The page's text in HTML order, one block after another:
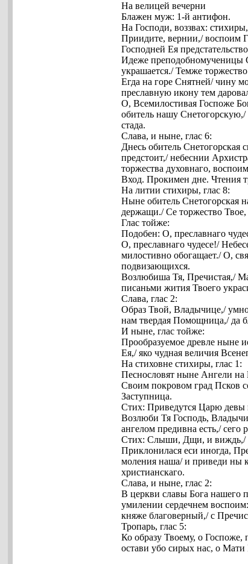
На велицей вечерни
Блажен муж: 1-й антифон.
На Господи, воззвах: стихиры,
Приидите, вернии,/ воспоим
Господней Ея
Идеже преподобномученицы
украшается./ Темже
Егда на горе Снятней/ чину
преславную икону тем
О, Всемилостивая Госпоже
обитель нашу Снетогорскую,/
стада.
Слава, и ныне, глас 6:
Днесь обитель Снетогорская
предстоит,/ небеснии
торжества духовнаго,
Вход. Прокимен дне. Чтения
На литии стихиры, глас 8:
Ныне обитель Снетогорская
держащи./ Се торжество Твое,
Глас тойже:
Подобен: О, преславнаго
О, преславнаго чудесе!/
милостивно обогащает./ О,
подвизающихся.
Возлюбиша Тя, Пречистая,/
писаньми жития Твоего
Слава, глас 2:
Образ Твой, Владычице,/
нам твердая Помощница,/ да
И ныне, глас тойже:
Прообразуемое древле ныне
Ея,/ яко чудная величия
На стиховне стихиры, глас 1:
Песнословят ныне Ангели на
Своим покровом град Псков
Заступница.
Стих: Приведутся Царю девы
Возлюби Тя Господь,
ангелом предивна есть,/
Стих: Слыши, Дщи, и виждь,/
Приклонилася еси иногда,
моления наша/ и приведи ны
христианскаго.
Слава, и ныне, глас 2:
В церкви славы Бога нашего
умилении сердечнем
княже благоверный,/ с
Тропарь, глас 5:
Ко образу Твоему, о
остави убо сирых нас, о